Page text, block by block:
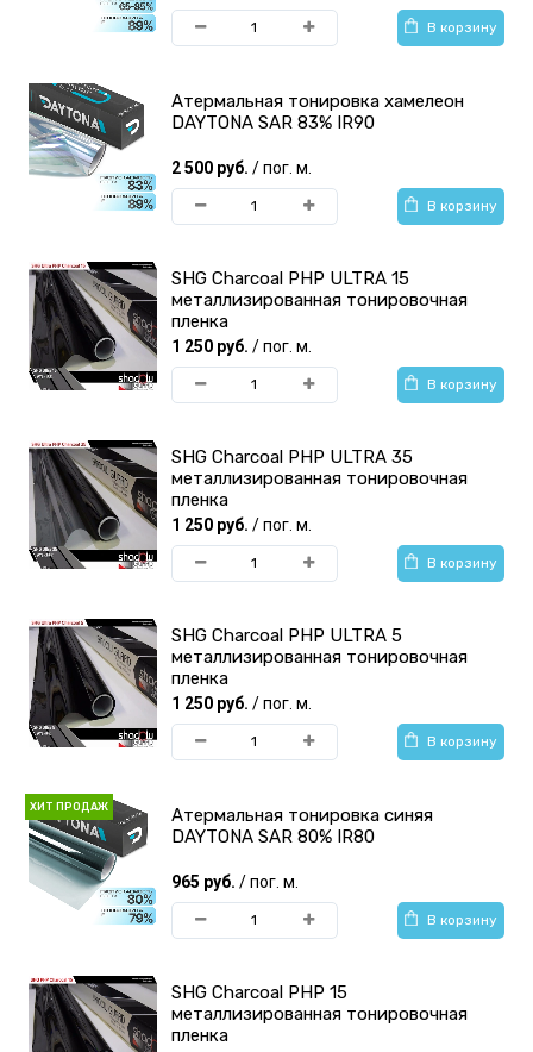
В корзину
Атермальная тонировка хамелеон
DAYTONA SAR 83% IR90
2 500 руб. / пог. м.
В корзину
SHG Charcoal PHP ULTRA 15
металлизированная тонировочная
пленка
1 250 руб. / пог. м.
В корзину
SHG Charcoal PHP ULTRA 35
металлизированная тонировочная
пленка
1 250 руб. / пог. м.
В корзину
SHG Charcoal PHP ULTRA 5
металлизированная тонировочная
пленка
1 250 руб. / пог. м.
В корзину
ХИТ ПРОДАЖ
Атермальная тонировка синяя
DAYTONA SAR 80% IR80
965 руб. / пог. м.
В корзину
SHG Charcoal PHP 15
металлизированная тонировочная
пленка